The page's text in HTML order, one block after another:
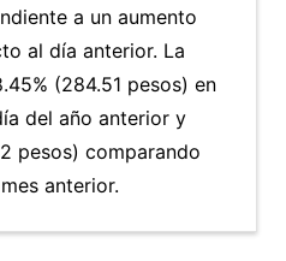
a un aumento
al día anterior. La
(284.51 pesos) en
del año anterior y
pesos) comparando
anterior.